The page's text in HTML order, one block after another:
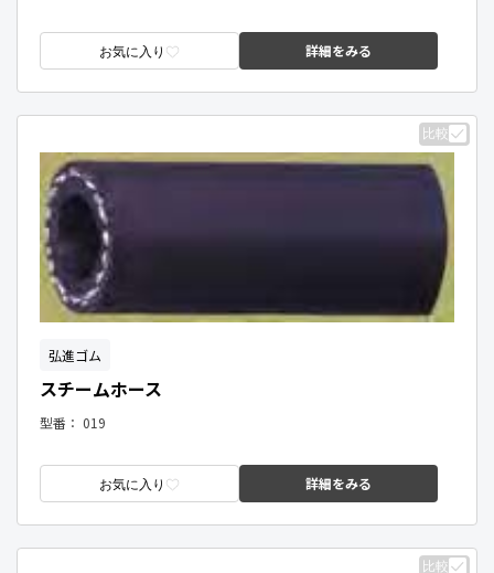
お気に入り 詳細をみる
比較
弘進ゴム
スチームホース
型番： 019
お気に入り 詳細をみる
比較